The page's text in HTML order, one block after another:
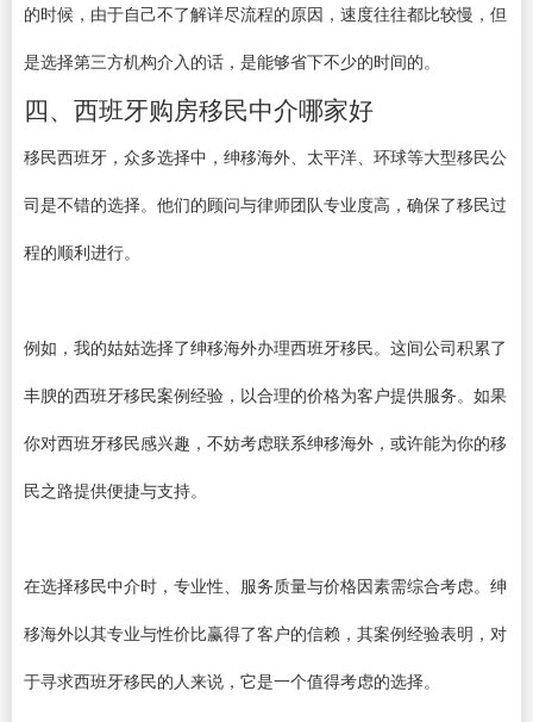
的时候，由于自己不了解详尽流程的原因，速度往往都比较慢，但
是选择第三方机构介入的话，是能够省下不少的时间的。
四、西班牙购房移民中介哪家好
移民西班牙，众多选择中，绅移海外、太平洋、环球等大型移民公
司是不错的选择。他们的顾问与律师团队专业度高，确保了移民过
程的顺利进行。
例如，我的姑姑选择了绅移海外办理西班牙移民。这间公司积累了
丰腴的西班牙移民案例经验，以合理的价格为客户提供服务。如果
你对西班牙移民感兴趣，不妨考虑联系绅移海外，或许能为你的移
民之路提供便捷与支持。
在选择移民中介时，专业性、服务质量与价格因素需综合考虑。绅
移海外以其专业与性价比赢得了客户的信赖，其案例经验表明，对
于寻求西班牙移民的人来说，它是一个值得考虑的选择。